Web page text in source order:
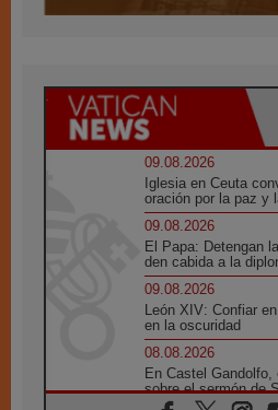
09.08.2026
Iglesia en Ceuta
oración por la paz y
09.08.2026
El Papa: Detengan
den cabida a la
09.08.2026
León XIV: Confiar
en la oscuridad
08.08.2026
En Castel
sobre el sermón de